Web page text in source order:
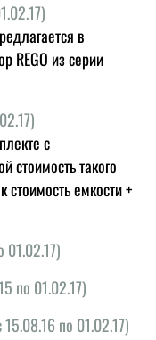
в
REGO из серии
с
стоимость такого
стоимость емкости +
01.02.17)
по 01.02.17)
15.08.16 по 01.02.17)